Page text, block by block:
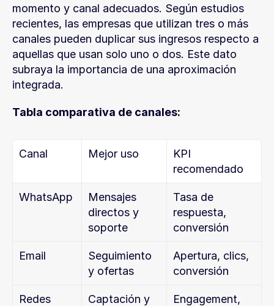
momento y canal adecuados. Según estudios
recientes, las empresas que utilizan tres o más
canales pueden duplicar sus ingresos respecto a
aquellas que usan solo uno o dos. Este dato
subraya la importancia de una aproximación
integrada.
Tabla comparativa de canales:
Canal Mejor uso
KPI
recomendado
WhatsApp
Mensajes
directos y
soporte
Tasa de
respuesta,
conversión
Email
Seguimiento
y ofertas
Apertura, clics,
conversión
Redes
Captación y
Engagement,